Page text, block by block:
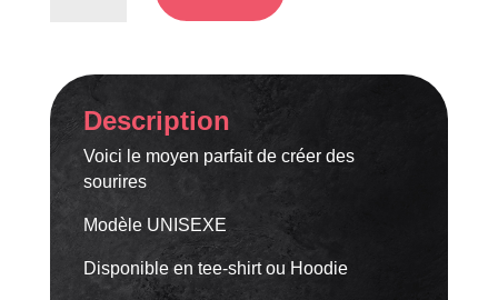
normal
mais
moins
Description
Voici le moyen parfait de créer des
sourires
Modèle UNISEXE
Disponible en tee-shirt ou Hoodie